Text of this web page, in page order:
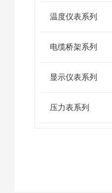
温度仪表系列
电缆桥架系列
显示仪表系列
压力表系列